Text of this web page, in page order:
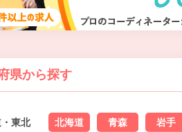
県から探す
東北 北海道 青森 岩手